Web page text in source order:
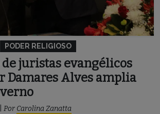
PODER RELIGIOSO
de juristas evangélicos
Damares Alves amplia
Por Carolina Zanatta